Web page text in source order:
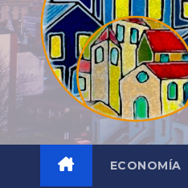
ECONOMÍA